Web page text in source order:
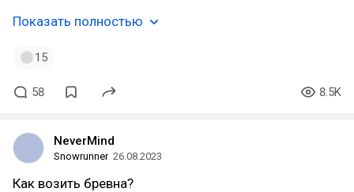
Показать полностью
15
58 8.5K
NeverMind
Snowrunner 26.08.2023
Как возить бревна?